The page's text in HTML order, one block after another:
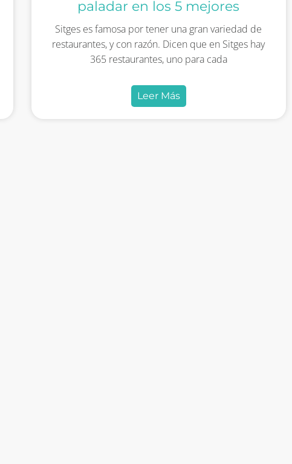
paladar en los 5 mejores
Sitges es famosa por tener una gran variedad de
restaurantes, y con razón. Dicen que en Sitges hay
365 restaurantes, uno para cada
Leer Más